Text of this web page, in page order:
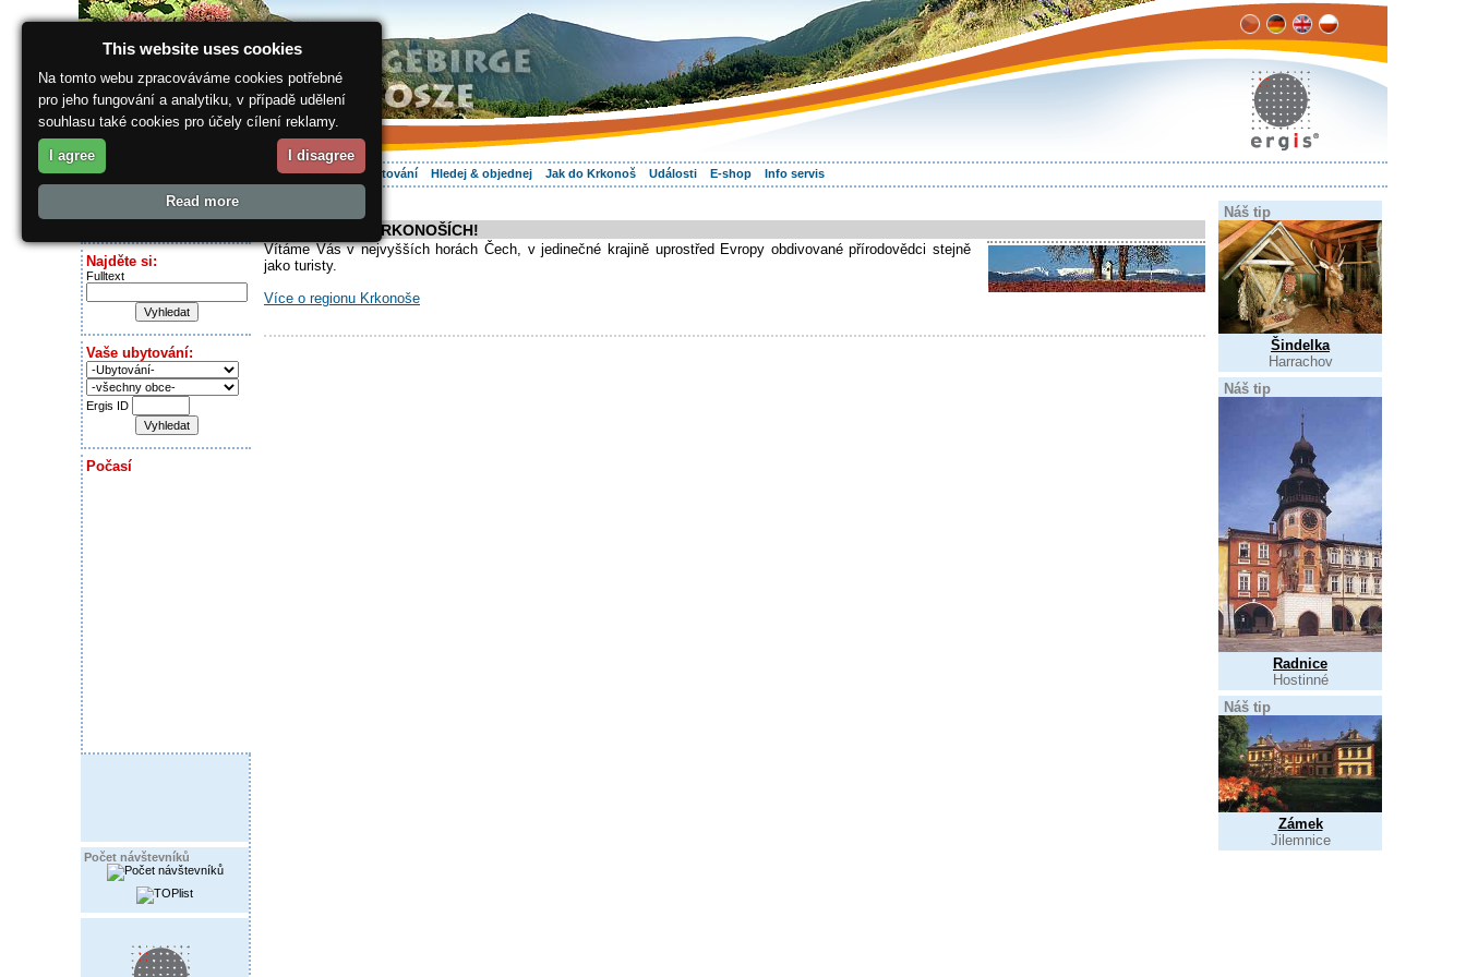
O regionu Vaše dovolená Ubytování Hledej & objednej Jak do Krkonoš Události E-shop Info servis
Dnes je:
Najděte si:
Fulltext
Vaše ubytování:
Ergis ID
Počasí
Počet návštevníků
VÍTEJTE V KRKONOŠÍCH!
Vítáme Vás v nejvyšších horách Čech, v jedinečné krajině uprostřed Evropy obdivované přírodovědci stejně
jako turisty.
Více o regionu Krkonoše
Náš tip
Šindelka
Harrachov
Náš tip
Radnice
Hostinné
Náš tip
Zámek
Jilemnice
This website uses cookies
Na tomto webu zpracováváme cookies potřebné
pro jeho fungování a analytiku, v případě udělení
souhlasu také cookies pro účely cílení reklamy.
I agree I disagree
Read more